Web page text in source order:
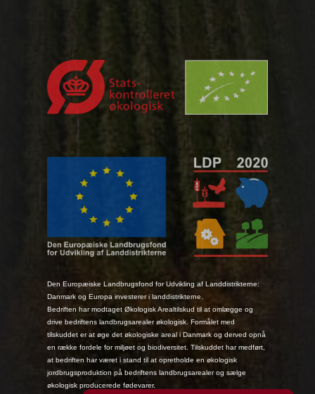
Den Europæiske Landbrugsfond for Udvikling af Landdistrikterne:
Danmark og Europa investerer i landdistrikterne.
Bedriften har modtaget Økologisk Arealtilskud til at omlægge og
drive bedriftens landbrugsarealer økologisk. Formålet med
tilskuddet er at øge det økologiske areal i Danmark og derved opnå
en række fordele for miljøet og biodiversitet. Tilskuddet har medført,
at bedriften har været i stand til at opretholde en økologisk
jordbrugsproduktion på bedriftens landbrugsarealer og sælge
økologisk producerede fødevarer.